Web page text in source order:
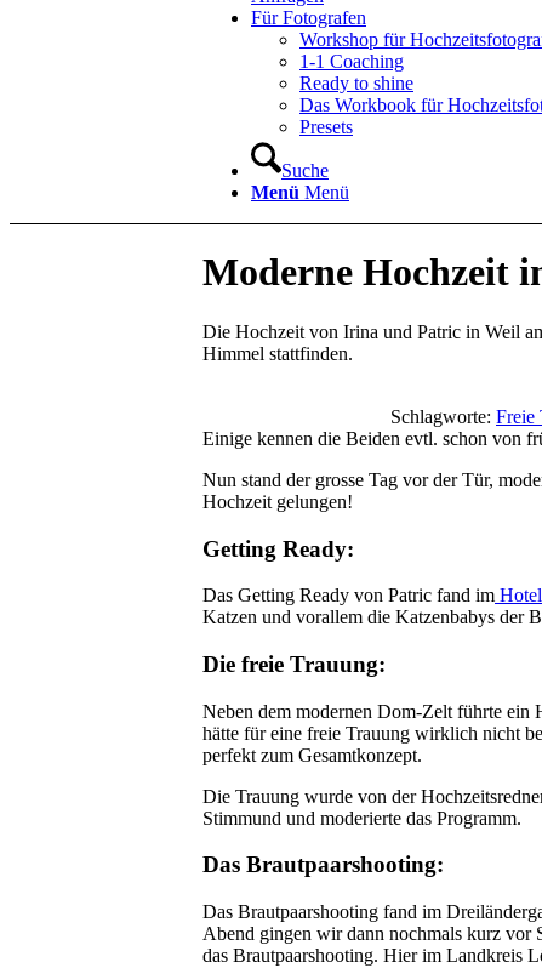
Für Fotografen
Workshop für
1-1 Coaching
Ready to shine
Das Workbook für
Presets
Suche
Menü Menü
Moderne Hochzeit
Die Hochzeit von Irina und Patric in Weil
Himmel stattfinden.
Schlagworte: Freie
Einige kennen die Beiden evtl. schon von
Nun stand der grosse Tag vor der Tür,
Hochzeit gelungen!
Getting Ready:
Das Getting Ready von Patric fand im
Katzen und vorallem die Katzenbabys der
Die freie Trauung:
Neben dem modernen Dom-Zelt führte ein
hätte für eine freie Trauung wirklich nicht
perfekt zum Gesamtkonzept.
Die Trauung wurde von der
Stimmund und moderierte das Programm.
Das Brautpaarshooting:
Das Brautpaarshooting fand im
Abend gingen wir dann nochmals kurz vor
das Brautpaarshooting. Hier im Landkreis